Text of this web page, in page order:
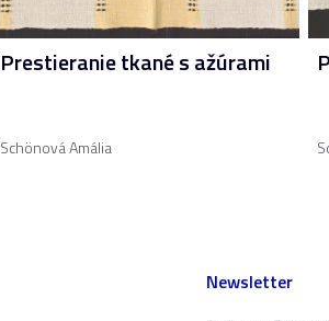
Prestieranie tkané s ažúrami
Schönová Amália
Newsletter